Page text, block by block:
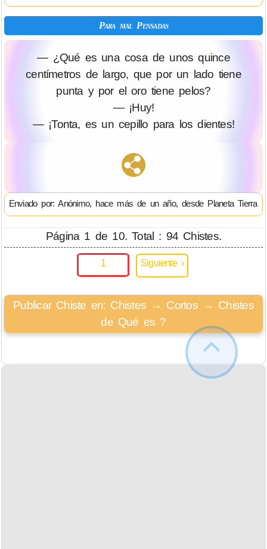
Para mal Pensadas
— ¿Qué es una cosa de unos quince
centímetros de largo, que por un lado tiene
punta y por el oro tiene pelos?
— ¡Huy!
— ¡Tonta, es un cepillo para los dientes!
Enviado por: Anónimo, hace más de un año, desde Planeta Tierra
Página 1 de 10. Total : 94 Chistes.
1 Siguiente ›
Publicar Chiste en: Chistes → Cortos → Chistes
de Qué es ?